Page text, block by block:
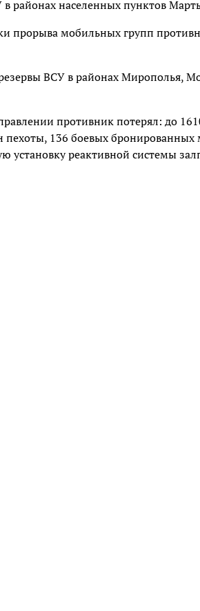
районах населенных пунктов
прорыва мобильных групп
ВСУ в районах Мирополья,
противник потерял: до
пехоты, 136 боевых
установку реактивной системы